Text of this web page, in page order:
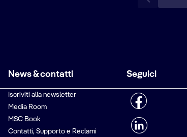
News & contatti
Iscriviti alla newsletter
Media Room
MSC Book
Contatti, Supporto e Reclami
Seguici